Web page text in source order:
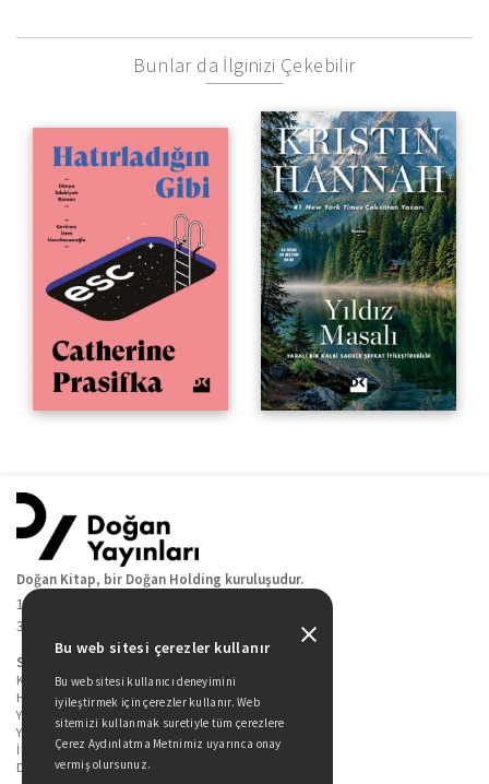
Bunlar da İlginizi Çekebilir
Doğan Kitap, bir Doğan Holding kuruluşudur.
19 Mayıs Cad. Golden Plaza No:1 Kat:10
34360 / Şişli / İstanbul
Sitede Yer Alan Sayfalar
Kitaplarımız
Hakkımızda
Yazarlarımız
Yazar Adayları İçin
İletişim
Duygu Asena Roman Ödülü
Bu web sitesi çerezler kullanır
Bu web sitesi kullanıcı deneyimini
iyileştirmek için çerezler kullanır. Web
sitemizi kullanmak suretiyle tüm çerezlere
Çerez Aydınlatma Metnimiz uyarınca onay
vermiş olursunuz.